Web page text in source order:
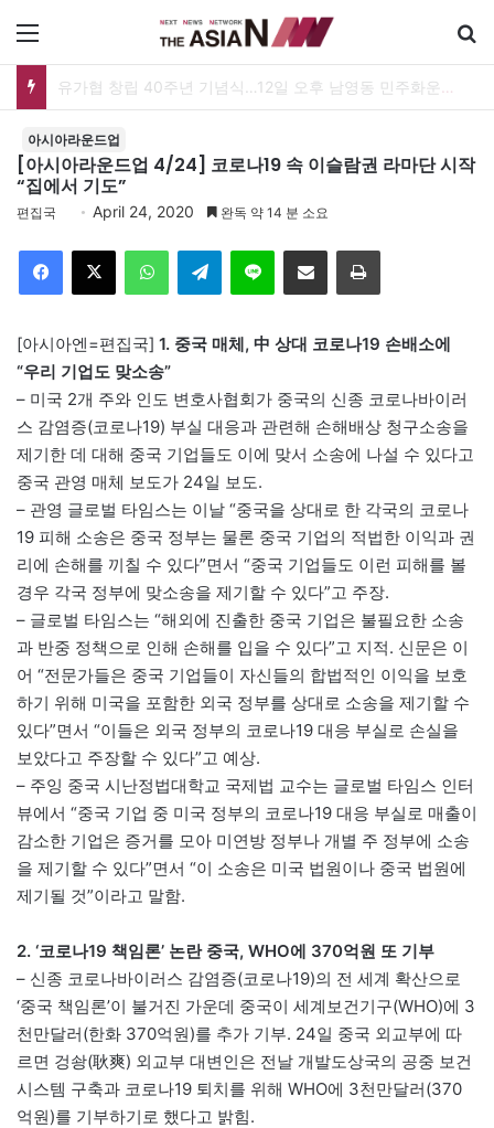
[아시아라운드업 20260807] 미얀마 대통령, 태국과 정상회담…아세안 관계개선 모색
아시아라운드업
[아시아라운드업 4/24] 코로나19 속 이슬람권 라마단 시작
“집에서 기도”
편집국 April 24, 2020 완독 약 14 분 소요
Telegram 이메일
[아시아엔=편집국] 1. 중국 매체, 中 상대 코로나19 손배소에
“우리 기업도 맞소송”
– 미국 2개 주와 인도 변호사협회가 중국의 신종 코로나바이러
스 감염증(코로나19) 부실 대응과 관련해 손해배상 청구소송을
제기한 데 대해 중국 기업들도 이에 맞서 소송에 나설 수 있다고
중국 관영 매체 보도가 24일 보도.
– 관영 글로벌 타임스는 이날 “중국을 상대로 한 각국의 코로나
19 피해 소송은 중국 정부는 물론 중국 기업의 적법한 이익과 권
리에 손해를 끼칠 수 있다”면서 “중국 기업들도 이런 피해를 볼
경우 각국 정부에 맞소송을 제기할 수 있다”고 주장.
– 글로벌 타임스는 “해외에 진출한 중국 기업은 불필요한 소송
과 반중 정책으로 인해 손해를 입을 수 있다”고 지적. 신문은 이
어 “전문가들은 중국 기업들이 자신들의 합법적인 이익을 보호
하기 위해 미국을 포함한 외국 정부를 상대로 소송을 제기할 수
있다”면서 “이들은 외국 정부의 코로나19 대응 부실로 손실을
보았다고 주장할 수 있다”고 예상.
– 주잉 중국 시난정법대학교 국제법 교수는 글로벌 타임스 인터
뷰에서 “중국 기업 중 미국 정부의 코로나19 대응 부실로 매출이
감소한 기업은 증거를 모아 미연방 정부나 개별 주 정부에 소송
을 제기할 수 있다”면서 “이 소송은 미국 법원이나 중국 법원에
제기될 것”이라고 말함.
2. ‘코로나19 책임론’ 논란 중국, WHO에 370억원 또 기부
– 신종 코로나바이러스 감염증(코로나19)의 전 세계 확산으로
‘중국 책임론’이 불거진 가운데 중국이 세계보건기구(WHO)에 3
천만달러(한화 370억원)를 추가 기부. 24일 중국 외교부에 따
르면 겅솽(耿爽) 외교부 대변인은 전날 개발도상국의 공중 보건
시스템 구축과 코로나19 퇴치를 위해 WHO에 3천만달러(370
억원)를 기부하기로 했다고 밝힘.